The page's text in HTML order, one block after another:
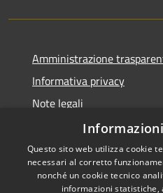
Amministrazione
Informativa privacy
Note legali
Dichiarazione di accessibilità
Questo sito web utilizza cookie
necessari al corretto
nonché un cookie tecnico
informazioni statistiche,